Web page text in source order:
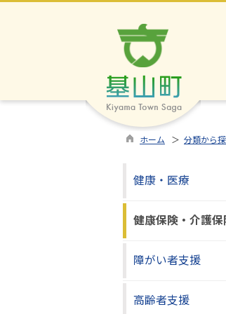
ホーム ＞ 分類から
健康・医療
健康保険・介護
障がい者支援
高齢者支援